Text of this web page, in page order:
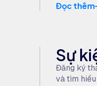
Đọc thêm
Sự
Đăng ký
và tìm